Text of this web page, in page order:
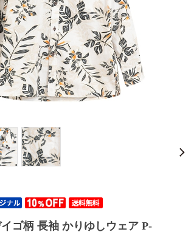
イゴ柄 長袖 かりゆしウェア P-